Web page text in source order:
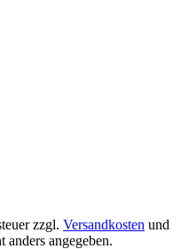
zzgl. Versandkosten und
angegeben.